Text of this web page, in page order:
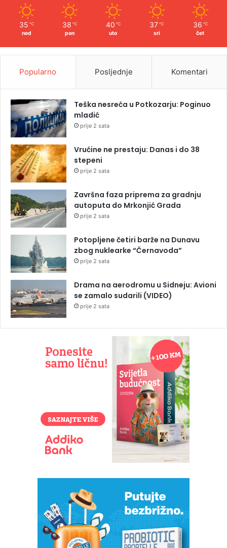
35 ℃
ned
38 ℃
pon
40 ℃
uto
37 ℃
sri
36 ℃
čet
Popularno Posljednje Komentari
Teška nesreća u Potkozarju: Poginuo
mladić
prije 2 sata
Vrućine ne prestaju: Danas i do 38
stepeni
prije 2 sata
Završna faza priprema za gradnju
autoputa do Mrkonjić Grada
prije 2 sata
Potopljene četiri barže na Dunavu
zbog nuklearke “Černavoda”
prije 2 sata
Drama na aerodromu u Sidneju: Avioni
se zamalo sudarili (VIDEO)
prije 2 sata